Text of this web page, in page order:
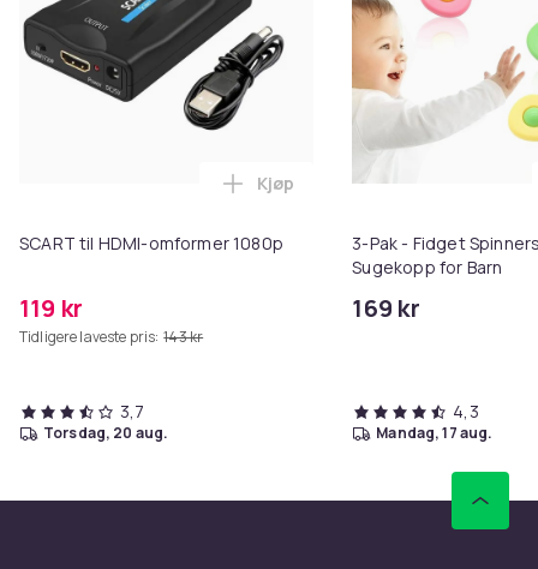
SCART til HDMI-omformer 1080p
119 kr
Tidligere laveste pris: 143 kr
Legg SCART til HDMI-omformer
Kjøp
3,7
torsdag, 20 aug.
3-Pak - Fidget
Sugekopp for Barn
169 kr
4,3
mandag, 17 aug.